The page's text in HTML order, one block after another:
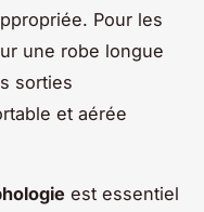
Pour les
une robe longue
sorties
et aérée
est essentiel